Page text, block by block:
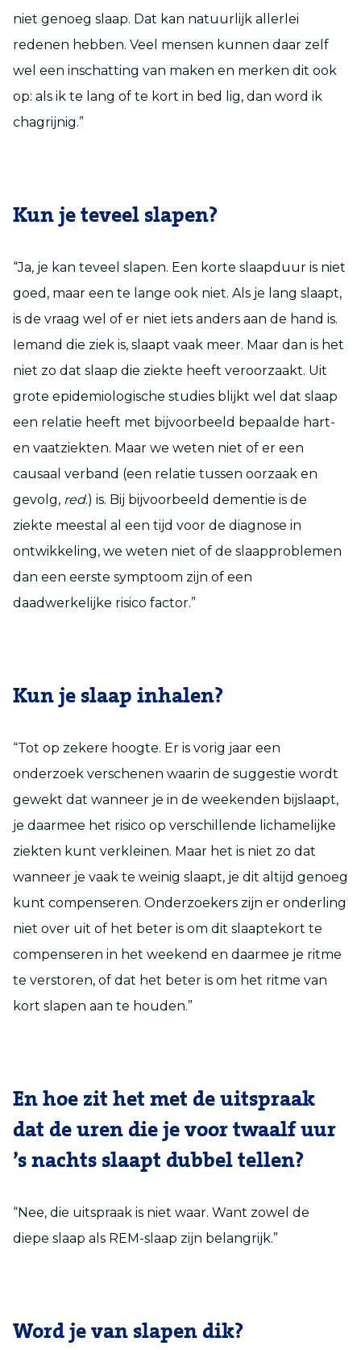
niet genoeg slaap. Dat kan natuurlijk allerlei
redenen hebben. Veel mensen kunnen daar zelf
wel een inschatting van maken en merken dit ook
op: als ik te lang of te kort in bed lig, dan word ik
chagrijnig.”
Kun je teveel slapen?
“Ja, je kan teveel slapen. Een korte slaapduur is niet
goed, maar een te lange ook niet. Als je lang slaapt,
is de vraag wel of er niet iets anders aan de hand is.
Iemand die ziek is, slaapt vaak meer. Maar dan is het
niet zo dat slaap die ziekte heeft veroorzaakt. Uit
grote epidemiologische studies blijkt wel dat slaap
een relatie heeft met bijvoorbeeld bepaalde hart-
en vaatziekten. Maar we weten niet of er een
causaal verband (een relatie tussen oorzaak en
gevolg, red.) is. Bij bijvoorbeeld dementie is de
ziekte meestal al een tijd voor de diagnose in
ontwikkeling, we weten niet of de slaapproblemen
dan een eerste symptoom zijn of een
daadwerkelijke risico factor.”
Kun je slaap inhalen?
“Tot op zekere hoogte. Er is vorig jaar een
onderzoek verschenen waarin de suggestie wordt
gewekt dat wanneer je in de weekenden bijslaapt,
je daarmee het risico op verschillende lichamelijke
ziekten kunt verkleinen. Maar het is niet zo dat
wanneer je vaak te weinig slaapt, je dit altijd genoeg
kunt compenseren. Onderzoekers zijn er onderling
niet over uit of het beter is om dit slaaptekort te
compenseren in het weekend en daarmee je ritme
te verstoren, of dat het beter is om het ritme van
kort slapen aan te houden.”
En hoe zit het met de uitspraak
dat de uren die je voor twaalf uur
’s nachts slaapt dubbel tellen?
“Nee, die uitspraak is niet waar. Want zowel de
diepe slaap als REM-slaap zijn belangrijk.”
Word je van slapen dik?